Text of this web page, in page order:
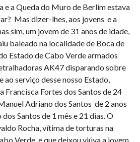
e a Queda do Muro de Berlim estava
Mas dizer-lhes, aos jovens e a
sim, um jovem de 31 anos de idade,
baleado na localidade de Boca de
Estado de Cabo Verde armados
AK47 disparando sobre
ao serviço desse nosso Estado,
Francisca Fortes dos Santos de 24
Adriano dos Santos de 2 anos
Santos de 1 mês e 21 dias. O
Rocha, vítima de torturas na
Verde, e que deixou viúva a jovem